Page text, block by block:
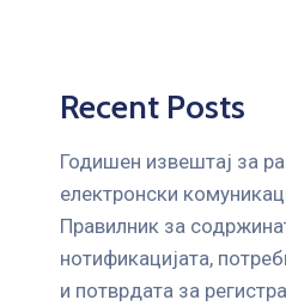
Recent Posts
Годишен извештај за
електронски
Правилник за
нотификацијата,
и потврдата за